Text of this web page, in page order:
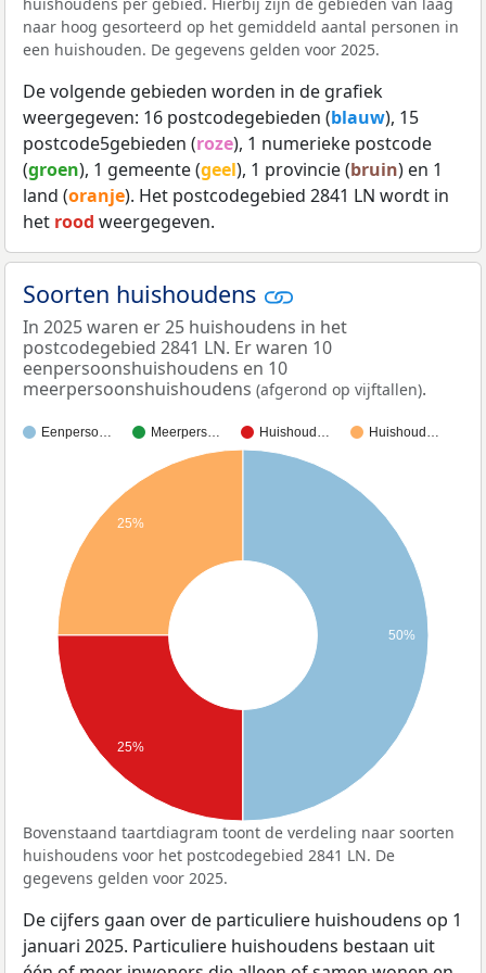
naar hoog gesorteerd op het gemiddeld aantal personen in
een huishouden. De gegevens gelden voor 2025.
De volgende gebieden worden in de grafiek
weergegeven: 16 postcodegebieden (blauw), 15
postcode5gebieden (roze), 1 numerieke postcode
(groen), 1 gemeente (geel), 1 provincie (bruin) en 1
land (oranje). Het postcodegebied 2841 LN wordt in
het rood weergegeven.
Soorten huishoudens
In 2025 waren er 25 huishoudens in het
postcodegebied 2841 LN. Er waren 10
eenpersoonshuishoudens en 10
meerpersoonshuishoudens (afgerond op vijftallen).
Eenperso… Meerpers… Huishoud… Huishoud…
25%
25%
50%
Bovenstaand taartdiagram toont de verdeling naar soorten
huishoudens voor het postcodegebied 2841 LN. De
gegevens gelden voor 2025.
De cijfers gaan over de particuliere huishoudens op 1
januari 2025. Particuliere huishoudens bestaan uit